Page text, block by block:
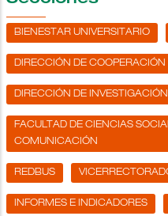
BIENESTAR UNIVERSITARIO
DIRECCIÓN DE
DIRECCIÓN DE INVESTIGACIÓN
FACULTAD DE CIENCIAS
COMUNICACIÓN
REDBUS
INFORMES E INDICADORES